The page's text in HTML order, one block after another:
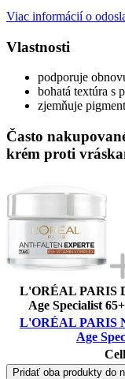
Viac informácií o
Vlastnosti
podporuje
bohatá textúra s
zjemňuje
Často
krém proti
L'ORÉAL PARIS
Age Specialist
L'ORÉAL PARIS
Age
Pridať oba produkty do